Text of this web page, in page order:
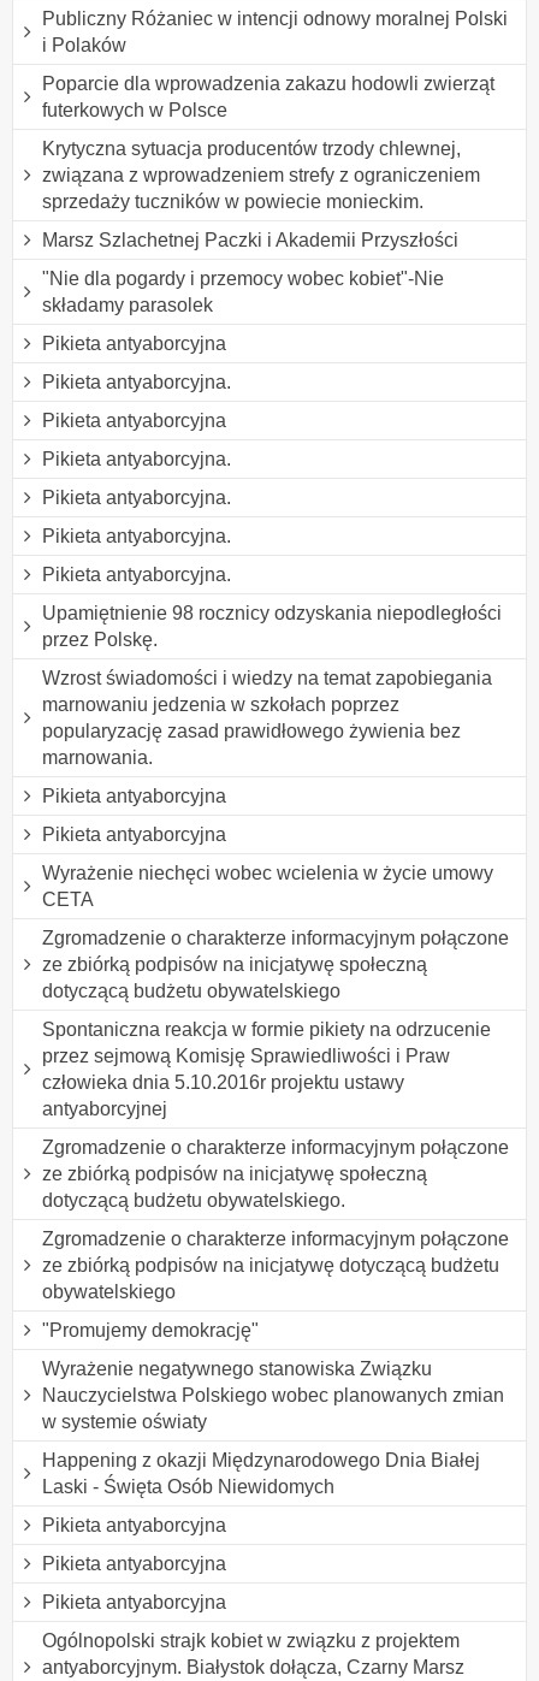
Publiczny Różaniec w intencji odnowy moralnej Polski
i Polaków
Poparcie dla wprowadzenia zakazu hodowli zwierząt
futerkowych w Polsce
Krytyczna sytuacja producentów trzody chlewnej,
związana z wprowadzeniem strefy z ograniczeniem
sprzedaży tuczników w powiecie monieckim.
Marsz Szlachetnej Paczki i Akademii Przyszłości
"Nie dla pogardy i przemocy wobec kobiet"-Nie
składamy parasolek
Pikieta antyaborcyjna
Pikieta antyaborcyjna.
Pikieta antyaborcyjna
Pikieta antyaborcyjna.
Pikieta antyaborcyjna.
Pikieta antyaborcyjna.
Pikieta antyaborcyjna.
Upamiętnienie 98 rocznicy odzyskania niepodległości
przez Polskę.
Wzrost świadomości i wiedzy na temat zapobiegania
marnowaniu jedzenia w szkołach poprzez
popularyzację zasad prawidłowego żywienia bez
marnowania.
Pikieta antyaborcyjna
Pikieta antyaborcyjna
Wyrażenie niechęci wobec wcielenia w życie umowy
CETA
Zgromadzenie o charakterze informacyjnym połączone
ze zbiórką podpisów na inicjatywę społeczną
dotyczącą budżetu obywatelskiego
Spontaniczna reakcja w formie pikiety na odrzucenie
przez sejmową Komisję Sprawiedliwości i Praw
człowieka dnia 5.10.2016r projektu ustawy
antyaborcyjnej
Zgromadzenie o charakterze informacyjnym połączone
ze zbiórką podpisów na inicjatywę społeczną
dotyczącą budżetu obywatelskiego.
Zgromadzenie o charakterze informacyjnym połączone
ze zbiórką podpisów na inicjatywę dotyczącą budżetu
obywatelskiego
"Promujemy demokrację"
Wyrażenie negatywnego stanowiska Związku
Nauczycielstwa Polskiego wobec planowanych zmian
w systemie oświaty
Happening z okazji Międzynarodowego Dnia Białej
Laski - Święta Osób Niewidomych
Pikieta antyaborcyjna
Pikieta antyaborcyjna
Pikieta antyaborcyjna
Ogólnopolski strajk kobiet w związku z projektem
antyaborcyjnym. Białystok dołącza, Czarny Marsz